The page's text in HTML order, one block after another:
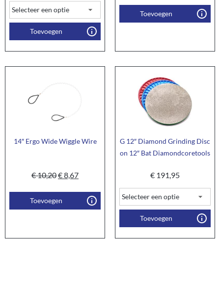
Toevoegen
Toevoegen
14″ Ergo Wide Wiggle Wire
€10,20€8,67
Toevoegen
G 12″ Diamond Grinding Disc
on 12″ Bat Diamondcoretools
€ 191,95
Toevoegen